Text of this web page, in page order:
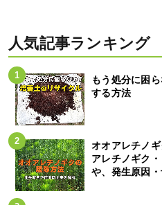
人気記事ランキング
もう処分に困
する方法
オオアレチノギ
アレチノギク
や、発生原因